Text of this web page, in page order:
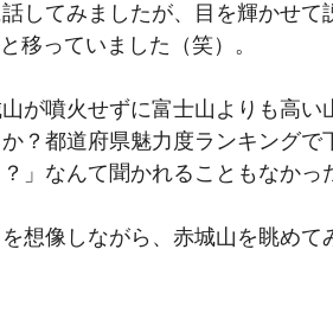
してみましたが、目を輝かせ
移っていました（笑）。
が噴火せずに富士山よりも高
？都道府県魅力度ランキング
」なんて聞かれることもなかっ
想像しながら、赤城山を眺めて